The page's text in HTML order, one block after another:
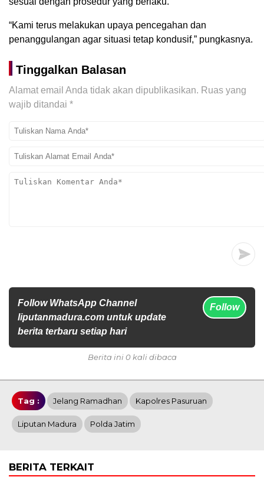
“Kami terus melakukan upaya pencegahan dan
penanggulangan agar situasi tetap kondusif,” pungkasnya.
Tinggalkan Balasan
Alamat email Anda tidak akan dipublikasikan. Ruas yang
wajib ditandai *
Follow WhatsApp Channel
liputanmadura.com untuk update
berita terbaru setiap hari
Follow
Berita ini 0 kali dibaca
Tag : Jelang Ramadhan Kapolres Pasuruan
Liputan Madura Polda Jatim
BERITA TERKAIT